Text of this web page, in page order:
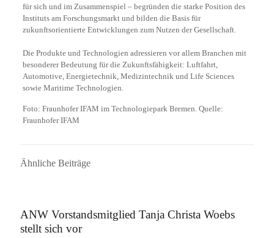
für sich und im Zusammenspiel – begründen die starke Position des
Instituts am Forschungsmarkt und bilden die Basis für
zukunftsorientierte Entwicklungen zum Nutzen der Gesellschaft.
Die Produkte und Technologien adressieren vor allem Branchen mit
besonderer Bedeutung für die Zukunftsfähigkeit: Luftfahrt,
Automotive, Energietechnik, Medizintechnik und Life Sciences
sowie Maritime Technologien.
Foto: Fraunhofer IFAM im Technologiepark Bremen. Quelle:
Fraunhofer IFAM
Ähnliche Beiträge
ANW Vorstandsmitglied Tanja Christa Woebs
stellt sich vor